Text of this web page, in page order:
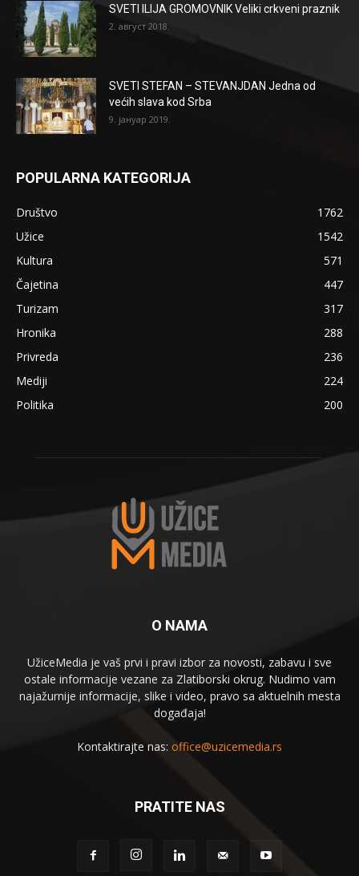
SVETI ILIJA GROMOVNIK Veliki crkveni praznik
2. август 2018.
SVETI STEFAN – STEVANJDAN Jedna od
većih slava kod Srba
9. јануар 2019.
POPULARNA KATEGORIJA
Društvo
1762
Užice
1542
Kultura
571
Čajetina
447
Turizam
317
Hronika
288
Privreda
236
Mediji
224
Politika
200
O NAMA
UžiceMedia je vaš prvi i pravi izbor za novosti, zabavu i sve
ostale informacije vezane za Zlatiborski okrug. Nudimo vam
najažurnije informacije, slike i video, pravo sa aktuelnih mesta
događaja!
Kontaktirajte nas: office@uzicemedia.rs
PRATITE NAS